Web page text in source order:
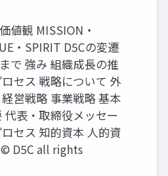
値観 MISSION・
・SPIRIT D5Cの変遷
で 強み 組織成長の推
セス 戦略について 外
営戦略 事業戦略 基本
代表・取締役メッセー
セス 知的資本 人的資
D5C all rights